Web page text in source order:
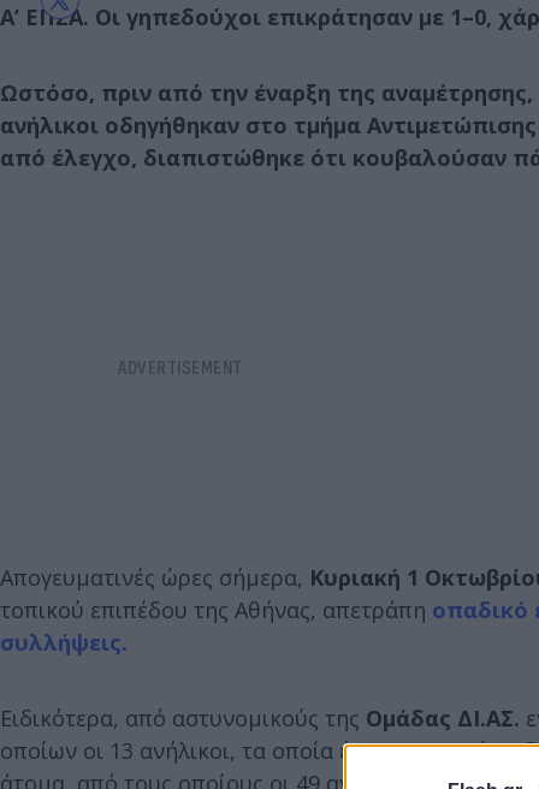
Α’ ΕΠΣΑ. Οι γηπεδούχοι επικράτησαν με 1–0,
Ωστόσο, πριν από την έναρξη της
ανήλικοι οδηγήθηκαν στο τμήμα
από έλεγχο, διαπιστώθηκε ότι κουβαλούσαν
Απογευματινές ώρες σήμερα, Κυριακή 1
τοπικού επιπέδου της Αθήνας, απετράπη οπαδικό
συλλήψεις.
Ειδικότερα, από αστυνομικούς της Ομάδας ΔΙ.ΑΣ.
οποίων οι 13 ανήλικοι, τα οποία έφεραν
άτομα, από τους οποίους οι 49 ανήλικοι, στην